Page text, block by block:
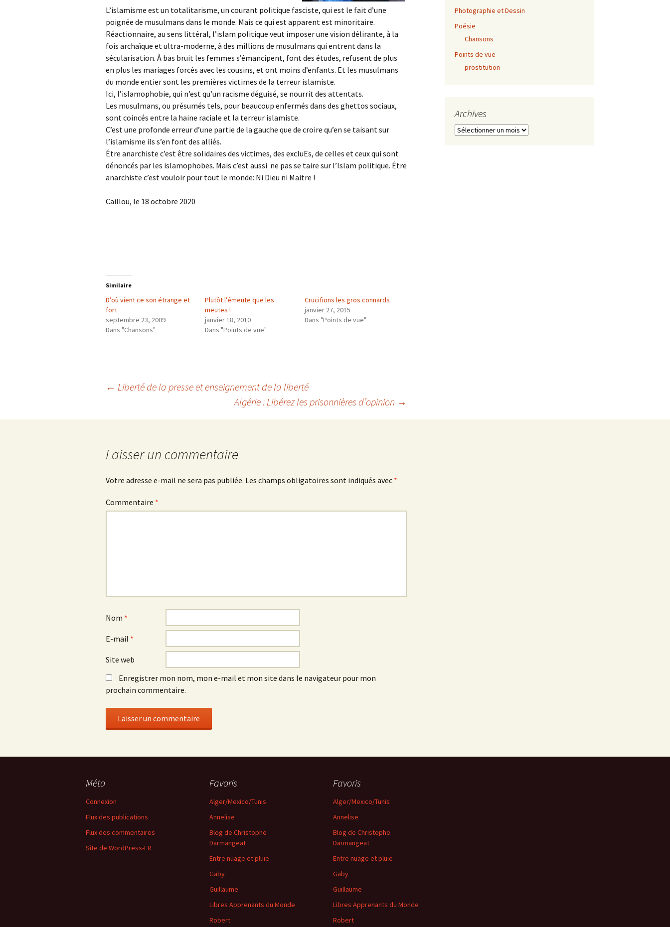
L’islamisme est un totalitarisme, un courant politique fasciste, qui est le fait d’une
poignée de musulmans dans le monde. Mais ce qui est apparent est minoritaire.
Réactionnaire, au sens littéral, l’islam politique veut imposer une vision délirante, à la
fois archaïque et ultra-moderne, à des millions de musulmans qui entrent dans la
sécularisation. À bas bruit les femmes s’émancipent, font des études, refusent de plus
en plus les mariages forcés avec les cousins, et ont moins d’enfants. Et les musulmans
du monde entier sont les premières victimes de la terreur islamiste.
Ici, l’islamophobie, qui n’est qu’un racisme déguisé, se nourrit des attentats.
Les musulmans, ou présumés tels, pour beaucoup enfermés dans des ghettos sociaux,
sont coincés entre la haine raciale et la terreur islamiste.
C’est une profonde erreur d’une partie de la gauche que de croire qu’en se taisant sur
l’islamisme ils s’en font des alliés.
Être anarchiste c’est être solidaires des victimes, des excluEs, de celles et ceux qui sont
dénoncés par les islamophobes. Mais c’est aussi ne pas se taire sur l’Islam politique. Être
anarchiste c’est vouloir pour tout le monde: Ni Dieu ni Maitre !
Caillou, le 18 octobre 2020
Similaire
D’où vient ce son étrange et
fort
septembre 23, 2009
Dans "Chansons"
Plutôt l’émeute que les
meutes !
janvier 18, 2010
Dans "Points de vue"
Crucifions les gros connards
janvier 27, 2015
Dans "Points de vue"
Navigation
des
← Liberté de la presse et enseignement de la liberté
Algérie : Libérez les prisonnières d’opinion →
Laisser un commentaire
Votre adresse e-mail ne sera pas publiée. Les champs obligatoires sont indiqués avec *
Commentaire *
Nom *
E-mail *
Site web
Enregistrer mon nom, mon e-mail et mon site dans le navigateur pour mon
prochain commentaire.
Photographie et Dessin
Poésie
Chansons
Points de vue
prostitution
Archives
Archives
Méta
Connexion
Flux des publications
Flux des commentaires
Site de WordPress-FR
Favoris
Alger/Mexico/Tunis
Annelise
Blog de Christophe
Darmangeat
Entre nuage et pluie
Gaby
Guillaume
Libres Apprenants du Monde
Robert
Favoris
Alger/Mexico/Tunis
Annelise
Blog de Christophe
Darmangeat
Entre nuage et pluie
Gaby
Guillaume
Libres Apprenants du Monde
Robert